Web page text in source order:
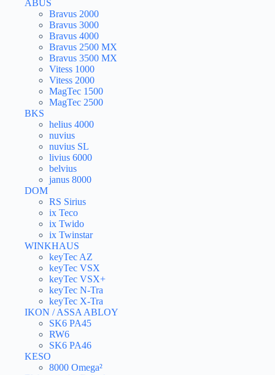
ABUS
Bravus 2000
Bravus 3000
Bravus 4000
Bravus 2500 MX
Bravus 3500 MX
Vitess 1000
Vitess 2000
MagTec 1500
MagTec 2500
BKS
helius 4000
nuvius
nuvius SL
livius 6000
belvius
janus 8000
DOM
RS Sirius
ix Teco
ix Twido
ix Twinstar
WINKHAUS
keyTec AZ
keyTec VSX
keyTec VSX+
keyTec N-Tra
keyTec X-Tra
IKON / ASSA ABLOY
SK6 PA45
RW6
SK6 PA46
KESO
8000 Omega²